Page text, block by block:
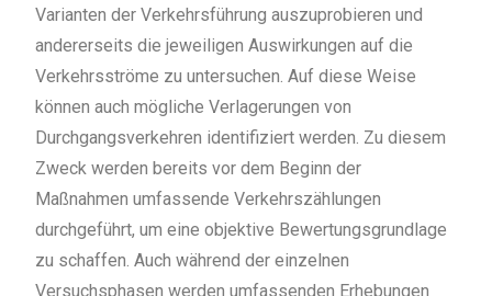
Varianten der Verkehrsführung auszuprobieren und
andererseits die jeweiligen Auswirkungen auf die
Verkehrsströme zu untersuchen. Auf diese Weise
können auch mögliche Verlagerungen von
Durchgangsverkehren identifiziert werden. Zu diesem
Zweck werden bereits vor dem Beginn der
Maßnahmen umfassende Verkehrszählungen
durchgeführt, um eine objektive Bewertungsgrundlage
zu schaffen. Auch während der einzelnen
Versuchsphasen werden umfassenden Erhebungen